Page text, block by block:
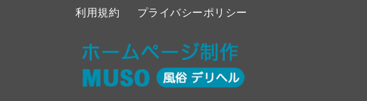
利用規約 プライバシーポリシー